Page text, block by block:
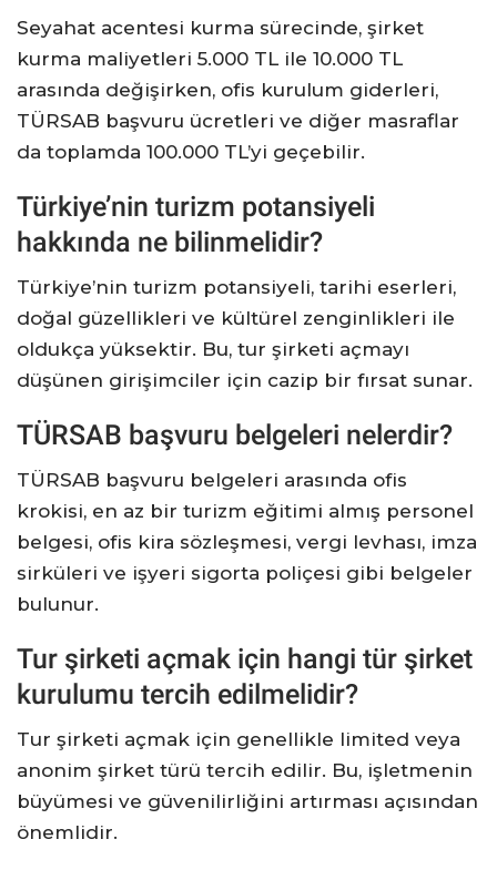
Seyahat acentesi kurma sürecinde, şirket
kurma maliyetleri 5.000 TL ile 10.000 TL
arasında değişirken, ofis kurulum giderleri,
TÜRSAB başvuru ücretleri ve diğer masraflar
da toplamda 100.000 TL’yi geçebilir.
Türkiye’nin turizm potansiyeli
hakkında ne bilinmelidir?
Türkiye’nin turizm potansiyeli, tarihi eserleri,
doğal güzellikleri ve kültürel zenginlikleri ile
oldukça yüksektir. Bu, tur şirketi açmayı
düşünen girişimciler için cazip bir fırsat sunar.
TÜRSAB başvuru belgeleri nelerdir?
TÜRSAB başvuru belgeleri arasında ofis
krokisi, en az bir turizm eğitimi almış personel
belgesi, ofis kira sözleşmesi, vergi levhası, imza
sirküleri ve işyeri sigorta poliçesi gibi belgeler
bulunur.
Tur şirketi açmak için hangi tür şirket
kurulumu tercih edilmelidir?
Tur şirketi açmak için genellikle limited veya
anonim şirket türü tercih edilir. Bu, işletmenin
büyümesi ve güvenilirliğini artırması açısından
önemlidir.